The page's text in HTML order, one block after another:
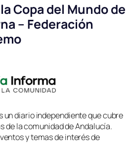
Copa del Mundo de
– Federación
diario independiente que cubre
de la comunidad de Andalucía.
y temas de interés de